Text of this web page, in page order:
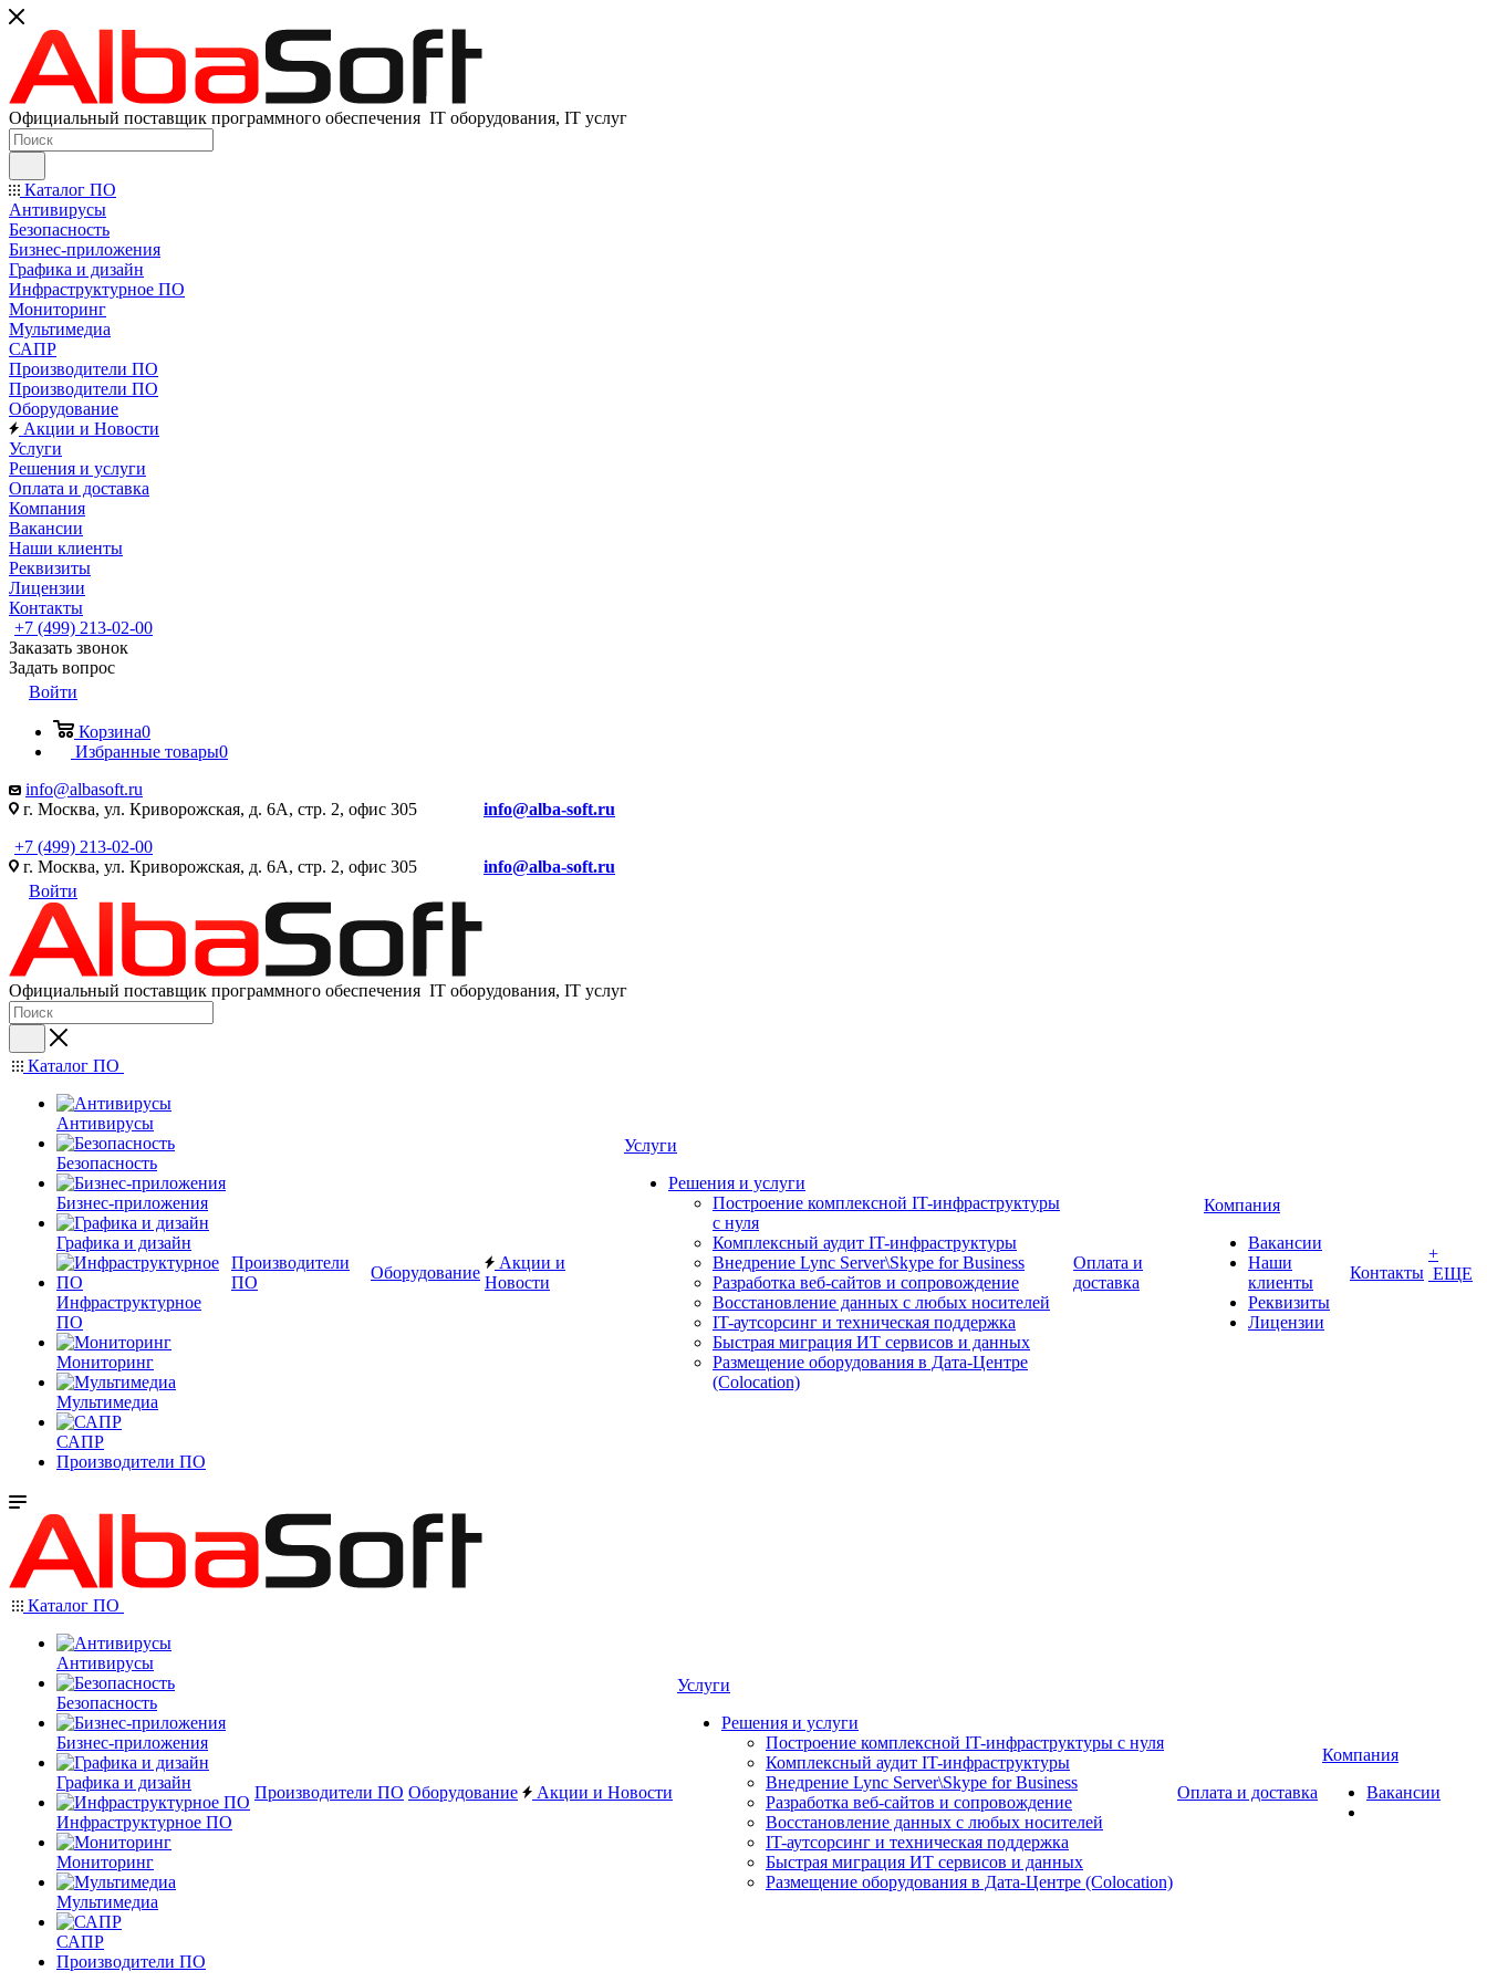
Официальный поставщик программного обеспечения IT оборудования, IT услуг
Каталог ПО
Антивирусы
Безопасность
Бизнес-приложения
Графика и дизайн
Инфраструктурное ПО
Мониторинг
Мультимедиа
САПР
Производители ПО
Производители ПО
Оборудование
Акции и Новости
Услуги
Решения и услуги
Оплата и доставка
Компания
Вакансии
Наши клиенты
Реквизиты
Лицензии
Контакты
+7 (499) 213-02-00
Заказать звонок
Задать вопрос
Войти
Корзина0
Избранные товары0
info@albasoft.ru
г. Москва, ул. Криворожская, д. 6А, стр. 2, офис 305 info@alba-soft.ru
+7 (499) 213-02-00
г. Москва, ул. Криворожская, д. 6А, стр. 2, офис 305 info@alba-soft.ru
Войти
Официальный поставщик программного обеспечения IT оборудования, IT услуг
Каталог ПО
Антивирусы
Безопасность
Бизнес-приложения
Графика и дизайн
Инфраструктурное
ПО
Мониторинг
Мультимедиа
САПР
Производители ПО
Производители
ПО
Оборудование
Акции и
Новости
Услуги
Решения и услуги
Построение комплексной IT-инфраструктуры
с нуля
Комплексный аудит IT-инфраструктуры
Внедрение Lync Server\Skype for Business
Разработка веб-сайтов и сопровождение
Восстановление данных с любых носителей
IT-аутсорсинг и техническая поддержка
Быстрая миграция ИТ сервисов и данных
Размещение оборудования в Дата-Центре
(Colocation)
Оплата и
доставка
Компания
Вакансии
Наши
клиенты
Реквизиты
Лицензии
Контакты
+
ЕЩЕ
Каталог ПО
Антивирусы
Безопасность
Бизнес-приложения
Графика и дизайн
Инфраструктурное ПО
Мониторинг
Мультимедиа
САПР
Производители ПО
Производители ПО Оборудование Акции и Новости
Услуги
Решения и услуги
Построение комплексной IT-инфраструктуры с нуля
Комплексный аудит IT-инфраструктуры
Внедрение Lync Server\Skype for Business
Разработка веб-сайтов и сопровождение
Восстановление данных с любых носителей
IT-аутсорсинг и техническая поддержка
Быстрая миграция ИТ сервисов и данных
Размещение оборудования в Дата-Центре (Colocation)
Оплата и доставка
Компания
Вакансии